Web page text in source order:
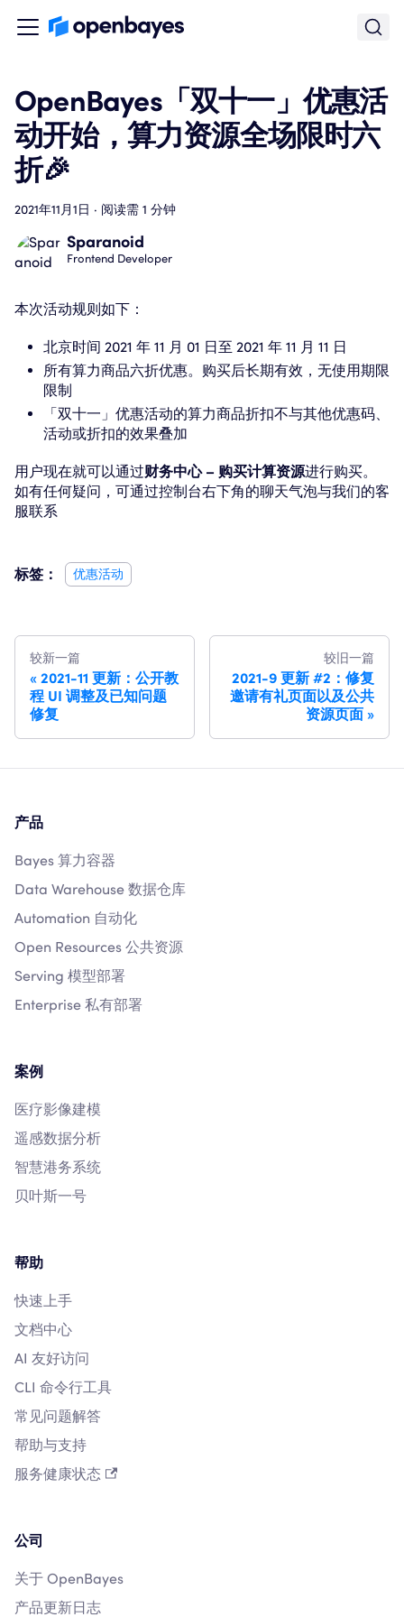
OpenBayes「双十一」优惠活
动开始，算力资源全场限时六
折🎉
2021年11月1日 · 阅读需 1 分钟
Sparanoid
Frontend Developer
本次活动规则如下：
北京时间 2021 年 11 月 01 日至 2021 年 11 月 11 日
所有算力商品六折优惠。购买后长期有效，无使用期限
限制
「双十一」优惠活动的算力商品折扣不与其他优惠码、
活动或折扣的效果叠加
用户现在就可以通过财务中心 – 购买计算资源进行购买。
如有任何疑问，可通过控制台右下角的聊天气泡与我们的客
服联系
标签： 优惠活动
较新一篇
2021-11 更新：公开教
程 UI 调整及已知问题
修复
较旧一篇
2021-9 更新 #2：修复
邀请有礼页面以及公共
资源页面
产品
Bayes 算力容器
Data Warehouse 数据仓库
Automation 自动化
Open Resources 公共资源
Serving 模型部署
Enterprise 私有部署
案例
医疗影像建模
遥感数据分析
智慧港务系统
贝叶斯一号
帮助
快速上手
文档中心
AI 友好访问
CLI 命令行工具
常见问题解答
帮助与支持
服务健康状态
公司
关于 OpenBayes
产品更新日志